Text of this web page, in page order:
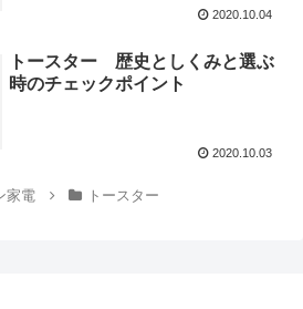
2020.10.04
トースター 歴史としくみと選ぶ
時のチェックポイント
2020.10.03
家電 トースター